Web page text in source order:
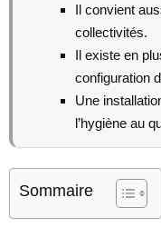
Il convient
collectivités.
Il existe en
configuration
Une
l’hygiène au
Sommaire